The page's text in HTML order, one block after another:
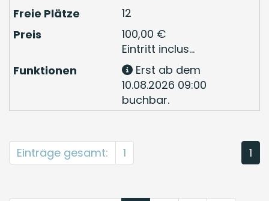
12
100,00 €
Eintritt inclus...
Erst ab dem
10.08.2026 09:00
buchbar.
1
Einträge gesamt: 1